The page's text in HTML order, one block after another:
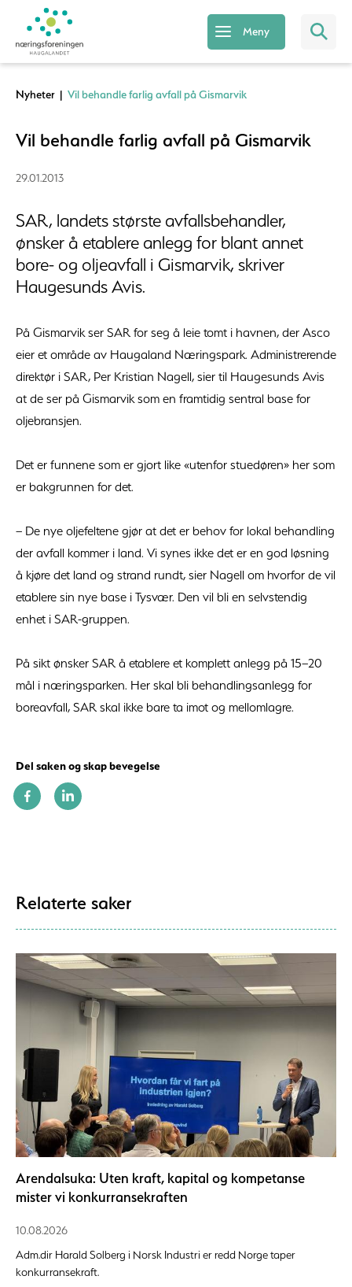
Meny
Nyheter | Vil behandle farlig avfall på Gismarvik
Vil behandle farlig avfall på Gismarvik
29.01.2013
SAR, landets største avfallsbehandler,
ønsker å etablere anlegg for blant annet
bore- og oljeavfall i Gismarvik, skriver
Haugesunds Avis.
På Gismarvik ser SAR for seg å leie tomt i havnen, der Asco
eier et område av Haugaland Næringspark. Administrerende
direktør i SAR, Per Kristian Nagell, sier til Haugesunds Avis
at de ser på Gismarvik som en framtidig sentral base for
oljebransjen.
Det er funnene som er gjort like «utenfor stuedøren» her som
er bakgrunnen for det.
– De nye oljefeltene gjør at det er behov for lokal behandling
der avfall kommer i land. Vi synes ikke det er en god løsning
å kjøre det land og strand rundt, sier Nagell om hvorfor de vil
etablere sin nye base i Tysvær. Den vil bli en selvstendig
enhet i SAR-gruppen.
På sikt ønsker SAR å etablere et komplett anlegg på 15–20
mål i næringsparken. Her skal bli behandlingsanlegg for
boreavfall, SAR skal ikke bare ta imot og mellomlagre.
Del saken og skap bevegelse
Relaterte saker
Arendalsuka: Uten kraft, kapital og kompetanse
mister vi konkurransekraften
10.08.2026
Adm.dir Harald Solberg i Norsk Industri er redd Norge taper
konkurransekraft.